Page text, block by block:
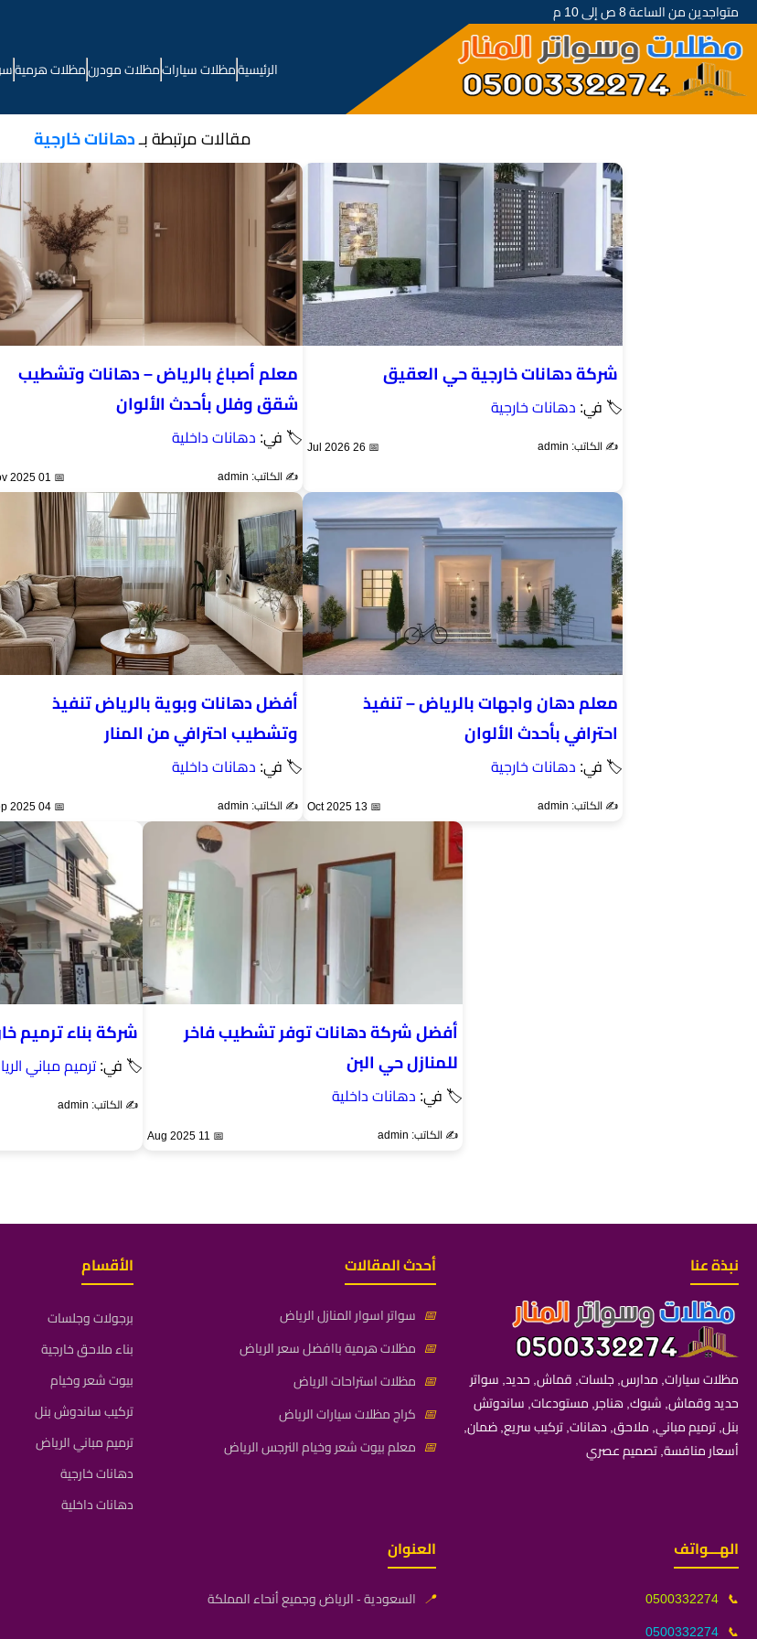
متواجدين من الساعة 8 ص إلى 10 م
الرئيسيةمظلات سياراتمظلات مودرنمظلات هرمية
مقالات مرتبطة بـدهانات خارجية
شركة دهانات خارجية حي العقيق
🏷 في: دهانات خارجية
✍️ الكاتب: admin 📅 26 Jul 2026
معلم أصباغ بالرياض – دهانات وتشطيب
شقق وفلل بأحدث الألوان
🏷 في: دهانات داخلية
✍️ الكاتب: admin 📅 01 Nov 2025
معلم دهان واجهات بالرياض – تنفيذ
احترافي بأحدث الألوان
🏷 في: دهانات خارجية
✍️ الكاتب: admin 📅 13 Oct 2025
أفضل دهانات وبوية بالرياض تنفيذ
وتشطيب احترافي من المنار
🏷 في: دهانات داخلية
✍️ الكاتب: admin 📅 04 Sep 2025
أفضل شركة دهانات توفر تشطيب فاخر
للمنازل حي البن
🏷 في: دهانات داخلية
✍️ الكاتب: admin 📅 11 Aug 2025
شركة بناء ترميم
🏷 في:ترميم مباني
✍️ الكاتب: admin
نبذة عنا
مظلات سيارات, مدارس, جلسات, قماش, حديد, سواتر
حديد وقماش, شبوك, هناجر, مستودعات, ساندوتش
بنل, ترميم مباني, ملاحق, دهانات, تركيب سريع, ضمان,
أسعار منافسة, تصميم عصري
أحدث المقالات
📅 سواتر اسوار المنازل الرياض
📅 مظلات هرمية باافضل سعر الرياض
📅 مظلات استراحات الرياض
📅 كراج مظلات سيارات الرياض
📅 معلم بيوت شعر وخيام النرجس الرياض
الأقسام
برجولات وجلسات
بناء ملاحق خارجية
بيوت شعر وخيام
تركيب ساندوش بنل
ترميم مباني الرياض
دهانات خارجية
دهانات داخلية
الهـــواتف
📞
0500332274
📞
0500332274
العنوان
📍 السعودية - الرياض وجميع أنحاء المملكة